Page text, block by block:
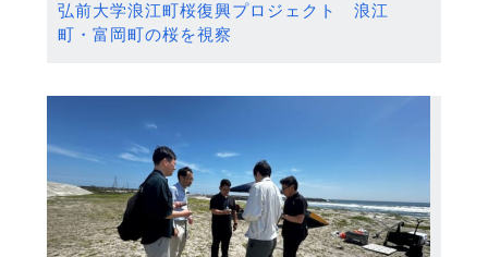
弘前大学浪江町桜復興プロジェクト 浪江
町・富岡町の桜を視察